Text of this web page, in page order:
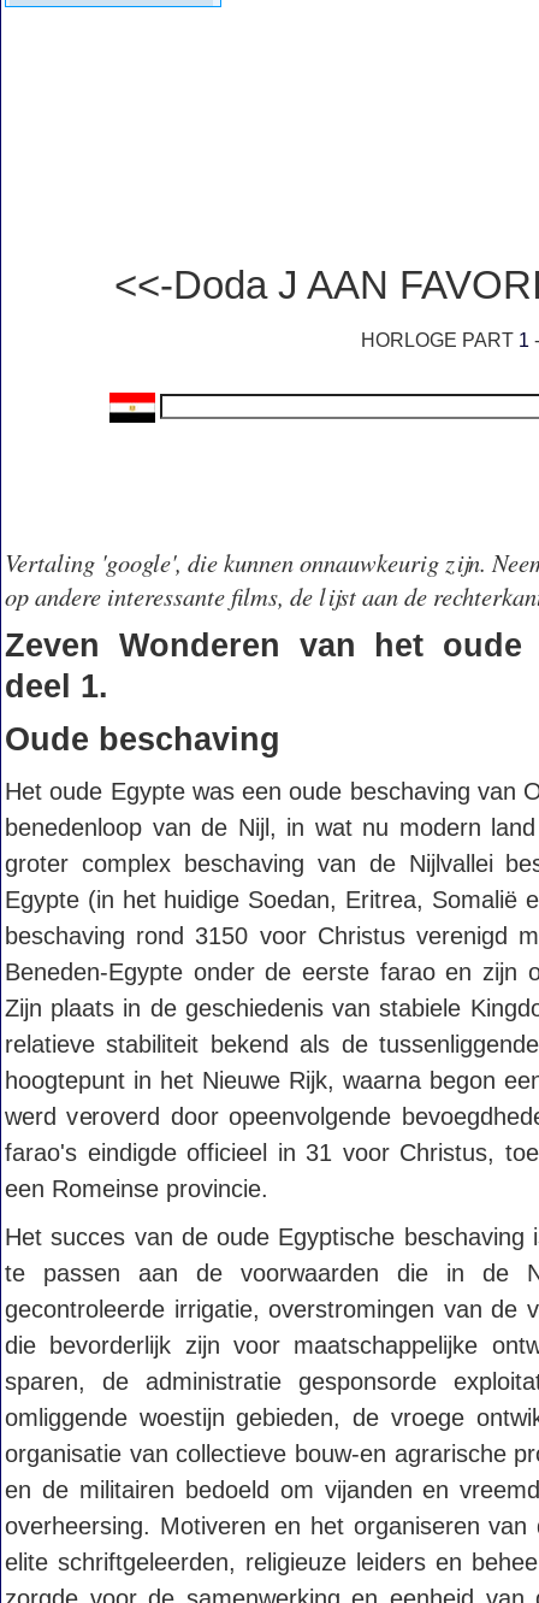
<<-Doda J AAN
HORLOGE PART 1
Vertaling 'google', die kunnen onnauwkeurig zijn.
op andere interessante films, de lijst aan de
Zeven Wonderen van het oude
deel 1.
Oude beschaving
Het oude Egypte was een oude beschaving van
benedenloop van de Nijl, in wat nu modern
groter complex beschaving van de Nijlvallei
Egypte (in het huidige Soedan, Eritrea, Somalië
beschaving rond 3150 voor Christus verenigd
Beneden-Egypte onder de eerste farao en zijn
Zijn plaats in de geschiedenis van stabiele
relatieve stabiliteit bekend als de
hoogtepunt in het Nieuwe Rijk, waarna begon
werd veroverd door opeenvolgende
farao's eindigde officieel in 31 voor Christus,
een Romeinse provincie.
Het succes van de oude Egyptische
te passen aan de voorwaarden die in de
gecontroleerde irrigatie, overstromingen van de
die bevorderlijk zijn voor maatschappelijke
sparen, de administratie gesponsorde
omliggende woestijn gebieden, de vroege
organisatie van collectieve bouw-en agrarische
en de militairen bedoeld om vijanden en
overheersing. Motiveren en het organiseren
elite schriftgeleerden, religieuze leiders en